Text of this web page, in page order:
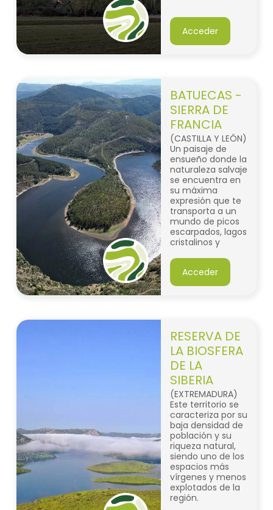
Acceder
BATUECAS -
SIERRA DE
FRANCIA
(CASTILLA Y LEÓN)
Un paisaje de
ensueño donde la
naturaleza salvaje
se encuentra en
su máxima
expresión que te
transporta a un
mundo de picos
escarpados, lagos
cristalinos y
centenarios que
guardan secretos
ancestrales.
Acceder
RESERVA DE
LA BIOSFERA
DE LA
SIBERIA
(EXTREMADURA)
Este territorio se
caracteriza por su
baja densidad de
población y su
riqueza natural,
siendo uno de los
espacios más
vírgenes y menos
explotados de la
región.